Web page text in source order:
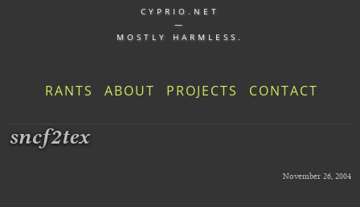
CYPRIO.NET
—
MOSTLY HARMLESS.
RANTS ABOUT PROJECTS CONTACT
sncf2tex
November 26, 2004